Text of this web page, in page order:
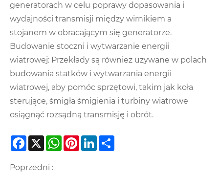
generatorach w celu poprawy dopasowania i
wydajności transmisji między wirnikiem a
stojanem w obracającym się generatorze.
Budowanie stoczni i wytwarzanie energii
wiatrowej: Przekłady są również używane w polach
budowania statków i wytwarzania energii
wiatrowej, aby pomóc sprzętowi, takim jak koła
sterujące, śmigła śmigienia i turbiny wiatrowe
osiągnąć rozsądną transmisję i obrót.
Facebook
X WhatsApp
PinterestLinkedIn
Poprzedni :